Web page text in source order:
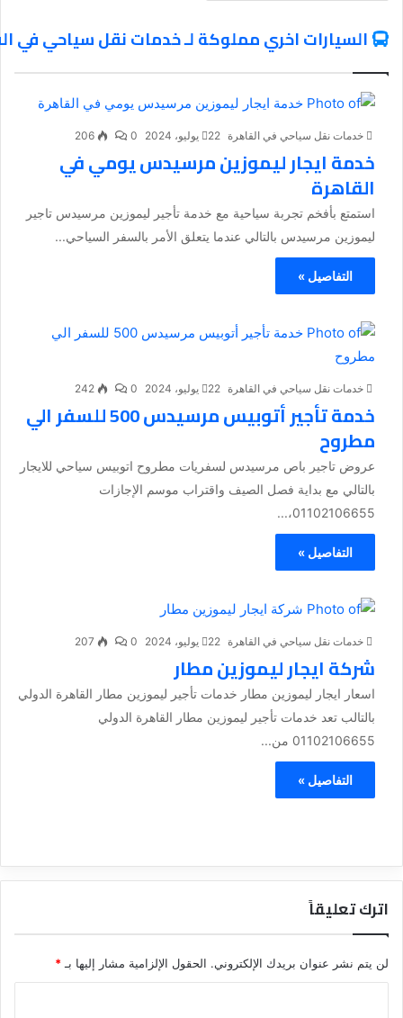
السيارات اخري مملوكة لـ خدمات نقل سياحي في
خدمات نقل سياحي في القاهرة 22 يوليو، 2024 0
206
خدمة ايجار ليموزين مرسيدس يومي في
القاهرة
استمتع بأفخم تجربة سياحية مع خدمة تأجير ليموزين مرسيدس تاجير
ليموزين مرسيدس بالتالي عندما يتعلق الأمر بالسفر السياحي...
التفاصيل »
خدمات نقل سياحي في القاهرة 22 يوليو، 2024 0
242
خدمة تأجير أتوبيس مرسيدس 500 للسفر الي
مطروح
عروض تاجير باص مرسيدس لسفريات مطروح اتوبيس سياحي للايجار
بالتالي مع بداية فصل الصيف واقتراب موسم الإجازات
01102106655،...
التفاصيل »
خدمات نقل سياحي في القاهرة 22 يوليو، 2024 0
207
شركة ايجار ليموزين مطار
اسعار ايجار ليموزين مطار خدمات تأجير ليموزين مطار القاهرة الدولي
بالتالب تعد خدمات تأجير ليموزين مطار القاهرة الدولي
01102106655 من...
التفاصيل »
اترك تعليقاً
لن يتم نشر عنوان بريدك الإلكتروني. الحقول الإلزامية مشار إليها بـ *